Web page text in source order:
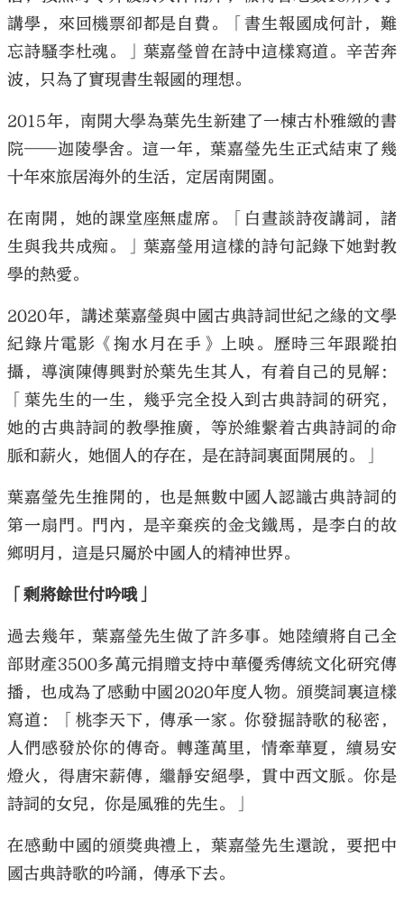
講學，來回機票卻都是自費。「書生報國成何計，難
忘詩騷李杜魂。」葉嘉瑩曾在詩中這樣寫道。辛苦奔
波，只為了實現書生報國的理想。
2015年，南開大學為葉先生新建了一棟古朴雅緻的書
院——迦陵學舍。這一年，葉嘉瑩先生正式結束了幾
十年來旅居海外的生活，定居南開園。
在南開，她的課堂座無虛席。「白晝談詩夜講詞，諸
生與我共成痴。」葉嘉瑩用這樣的詩句記錄下她對教
學的熱愛。
2020年，講述葉嘉瑩與中國古典詩詞世紀之緣的文學
紀錄片電影《掬水月在手》上映。歷時三年跟蹤拍
攝，導演陳傳興對於葉先生其人，有着自己的見解：
「葉先生的一生，幾乎完全投入到古典詩詞的研究，
她的古典詩詞的教學推廣，等於維繫着古典詩詞的命
脈和薪火，她個人的存在，是在詩詞裏面開展的。」
葉嘉瑩先生推開的，也是無數中國人認識古典詩詞的
第一扇門。門內，是辛棄疾的金戈鐵馬，是李白的故
鄉明月，這是只屬於中國人的精神世界。
「剩將餘世付吟哦」
過去幾年，葉嘉瑩先生做了許多事。她陸續將自己全
部財產3500多萬元捐贈支持中華優秀傳統文化研究傳
播，也成為了感動中國2020年度人物。頒獎詞裏這樣
寫道：「桃李天下，傳承一家。你發掘詩歌的秘密，
人們感發於你的傳奇。轉蓬萬里，情牽華夏，續易安
燈火，得唐宋薪傳，繼靜安絕學，貫中西文脈。你是
詩詞的女兒，你是風雅的先生。」
在感動中國的頒獎典禮上，葉嘉瑩先生還說，要把中
國古典詩歌的吟誦，傳承下去。